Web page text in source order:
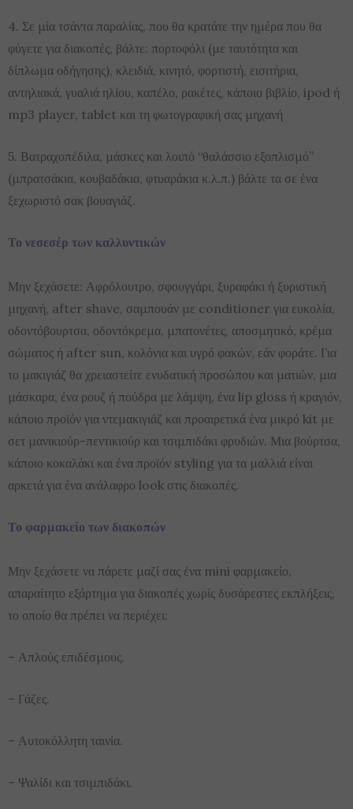
4. Σε μία τσάντα παραλίας, που θα κρατάτε την ημέρα που θα
φύγετε για διακοπές, βάλτε: πορτοφόλι (με ταυτότητα και
δίπλωμα οδήγησης), κλειδιά, κινητό, φορτιστή, εισιτήρια,
αντηλιακά, γυαλιά ηλίου, καπέλο, ρακέτες, κάποιο βιβλίο, ipod ή
mp3 player, tablet και τη φωτογραφική σας μηχανή
5. Βατραχοπέδιλα, μάσκες και λοιπό “θαλάσσιο εξοπλισμό”
(μπρατσάκια, κουβαδάκια, φτυαράκια κ.λ.π.) βάλτε τα σε ένα
ξεχωριστό σακ βουαγιάζ.
Το νεσεσέρ των καλλυντικών
Μην ξεχάσετε: Αφρόλουτρο, σφουγγάρι, ξυραφάκι ή ξυριστική
μηχανή, after shave, σαμπουάν με conditioner για ευκολία,
οδοντόβουρτσα, οδοντόκρεμα, μπατονέτες, αποσμητικό, κρέμα
σώματος ή after sun, κολόνια και υγρό φακών, εάν φοράτε. Για
το μακιγιάζ θα χρειαστείτε ενυδατική προσώπου και ματιών, μια
μάσκαρα, ένα ρουζ ή πούδρα με λάμψη, ένα lip gloss ή κραγιόν,
κάποιο προϊόν για ντεμακιγιάζ και προαιρετικά ένα μικρό kit με
σετ μανικιούρ-πεντικιούρ και τσιμπιδάκι φρυδιών. Μια βούρτσα,
κάποιο κοκαλάκι και ένα προϊόν styling για τα μαλλιά είναι
αρκετά για ένα ανάλαφρο look στις διακοπές.
Το φαρμακείο των διακοπών
Μην ξεχάσετε να πάρετε μαζί σας ένα mini φαρμακείο,
απαραίτητο εξάρτημα για διακοπές χωρίς δυσάρεστες εκπλήξεις,
το οποίο θα πρέπει να περιέχει:
– Απλούς επιδέσμους.
– Γάζες.
– Αυτοκόλλητη ταινία.
– Ψαλίδι και τσιμπιδάκι.